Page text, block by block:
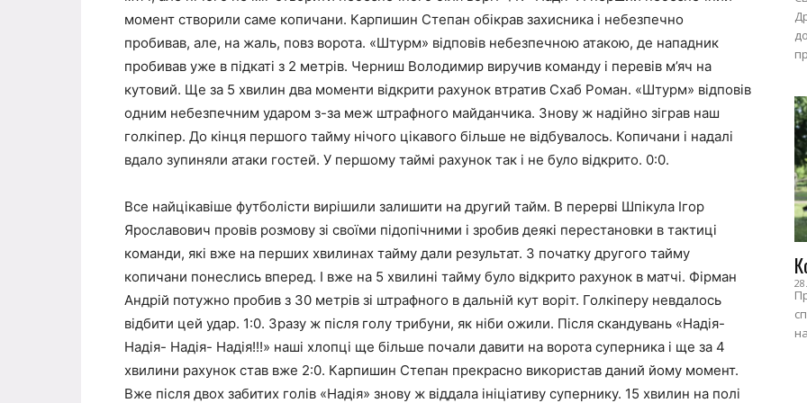
момент створили саме копичани. Карпишин Степан обікрав захисника і небезпечно
пробивав, але, на жаль, повз ворота. «Штурм» відповів небезпечною атакою, де нападник
пробивав уже в підкаті з 2 метрів. Черниш Володимир виручив команду і перевів м’яч на
кутовий. Ще за 5 хвилин два моменти відкрити рахунок втратив Схаб Роман. «Штурм» відповів
одним небезпечним ударом з-за меж штрафного майданчика. Знову ж надійно зіграв наш
голкіпер. До кінця першого тайму нічого цікавого більше не відбувалось. Копичани і надалі
вдало зупиняли атаки гостей. У першому таймі рахунок так і не було відкрито. 0:0.
Все найцікавіше футболісти вирішили залишити на другий тайм. В перерві Шпікула Ігор
Ярославович провів розмову зі своїми підопічними і зробив деякі перестановки в тактиці
команди, які вже на перших хвилинах тайму дали результат. З початку другого тайму
копичани понеслись вперед. І вже на 5 хвилині тайму було відкрито рахунок в матчі. Фірман
Андрій потужно пробив з 30 метрів зі штрафного в дальній кут воріт. Голкіперу невдалось
відбити цей удар. 1:0. Зразу ж після голу трибуни, як ніби ожили. Після скандувань «Надія-
Надія- Надія- Надія!!!» наші хлопці ще більше почали давити на ворота суперника і ще за 4
хвилини рахунок став вже 2:0. Карпишин Степан прекрасно використав даний йому момент.
Вже після двох забитих голів «Надія» знову ж віддала ініціативу супернику. 15 хвилин на полі